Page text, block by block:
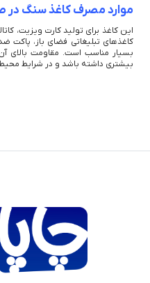
موارد مصرف کاغذ سنگ
این کاغذ برای تولید کارت ویزیت،
کاغذهای تبلیغاتی فضای باز،
بسیار مناسب است. مقاومت بالای
بیشتری داشته باشد و در شرایط